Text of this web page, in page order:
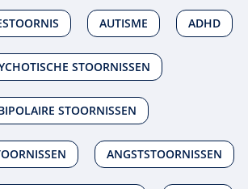
AUTISME ADHD
STOORNISSEN
STOORNISSEN
ANGSTSTOORNISSEN